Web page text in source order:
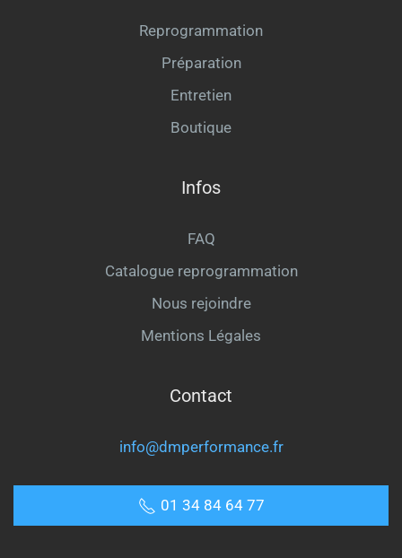
Reprogrammation
Préparation
Entretien
Boutique
Infos
FAQ
Catalogue reprogrammation
Nous rejoindre
Mentions Légales
Contact
info@dmperformance.fr
01 34 84 64 77